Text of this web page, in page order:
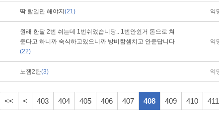
딱 할일만 해야지 (21) 익
원래 한달 2번 쉬는데 1번쉬었습니당.. 1번안쉰거 돈으로 쳐
준다고 하니까 숙식하고있으니까 방비함셈치고 안준답니다
(22)
익
노잼2탄(3) 익
<< < 403 404 405 406 407 408 409 410 411